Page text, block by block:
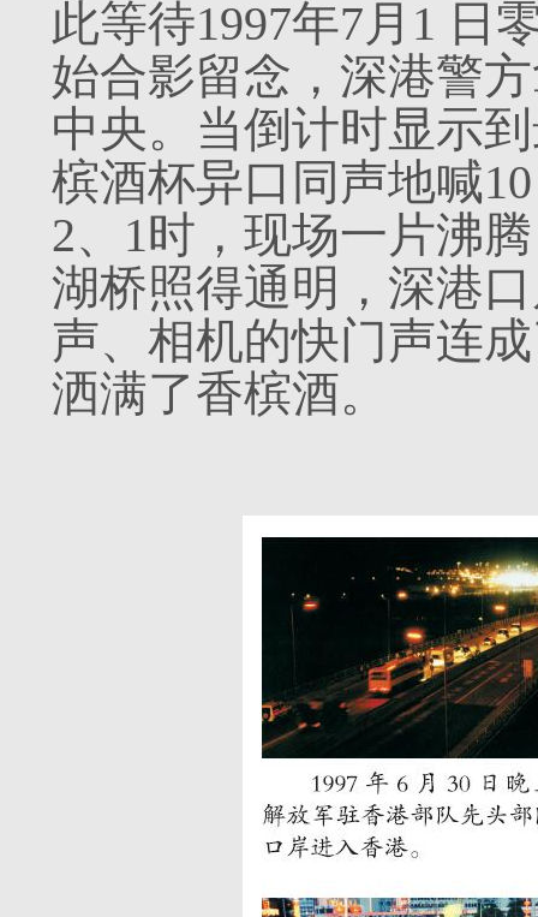
此等待1997年7月1 日
始合影留念，深港警
中央。当倒计时显示
槟酒杯异口同声地喊
2、1时，现场一片沸
湖桥照得通明，深港
声、相机的快门声连
洒满了香槟酒。